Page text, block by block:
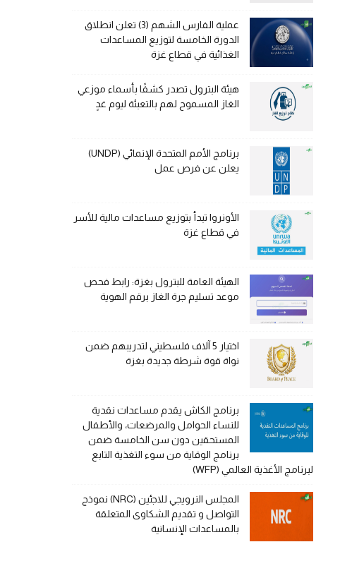
عملية الفارس الشهم (3) تعلن انطلاق
الدورة الخامسة لتوزيع المساعدات
الغذائية في قطاع غزة
هيئة البترول تصدر كشفًا بأسماء موزعي
الغاز المسموح لهم بالتعبئة ليوم غدٍ
برنامج الأمم المتحدة الإنمائي (UNDP)
يعلن عن فرص عمل
الأونروا تبدأ بتوزيع مساعدات مالية للأسر
في قطاع غزة
الهيئة العامة للبترول بغزة: رابط فحص
موعد تسليم جرة الغاز برقم الهوية
اختيار 5 آلاف فلسطيني لتدريبهم ضمن
نواة قوة شرطة جديدة بغزة
برنامج الكاش يقدم مساعدات نقدية
للنساء الحوامل والمرضعات، والأطفال
المستحقين دون سن الخامسة ضمن
برنامج الوقاية من سوء التغذية التابع
لبرنامج الأغذية العالمي (WFP)
المجلس النرويجي للاجئين (NRC) نموذج
التواصل و تقديم الشكاوى المتعلقة
بالمساعدات الإنسانية